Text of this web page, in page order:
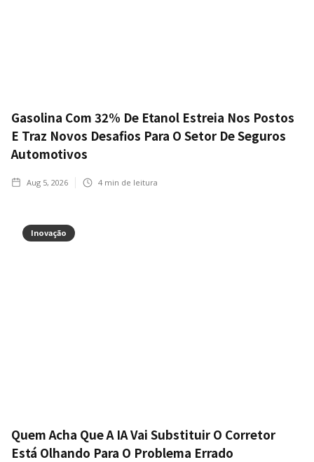
Gasolina Com 32% De Etanol Estreia Nos Postos
E Traz Novos Desafios Para O Setor De Seguros
Automotivos
Aug 5, 2026 4 min de leitura
Inovação
Quem Acha Que A IA Vai Substituir O Corretor
Está Olhando Para O Problema Errado